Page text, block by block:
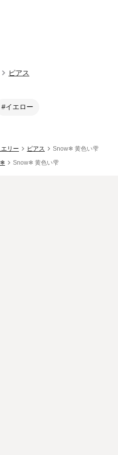
ピアス
#イエロー
リー ピアス
Snow❄ 黄色い雫
Snow❄ 黄色い雫